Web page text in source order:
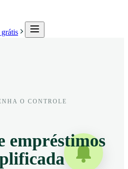
O CONTROLE
empréstimos